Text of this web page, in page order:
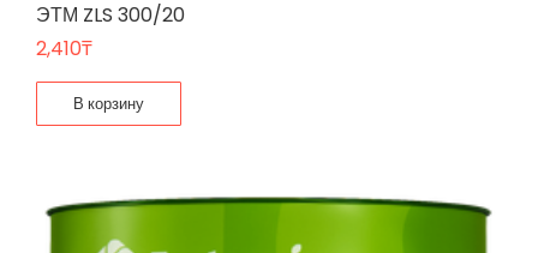
ЭТМ ZLS 300/20
2,410₸
В корзину